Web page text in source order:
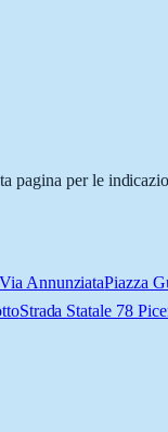
per le
Via AnnunziataPiazza
Strada Statale 78